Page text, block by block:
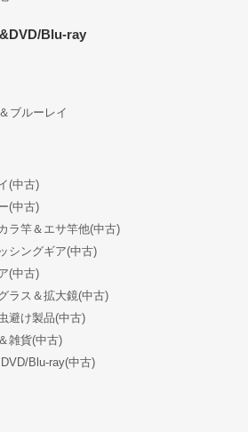
Blu-ray
ブルーレイ
(中古)
(中古)
ラ竿＆エサ竿他(中古)
シングギア(中古)
(中古)
ラス＆拡大鏡(中古)
避け製品(中古)
雑貨(中古)
Blu-ray(中古)